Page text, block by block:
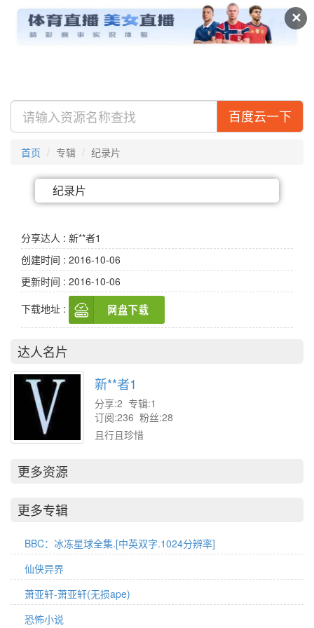
✕
及搜盘 视频 专辑
百度云一下
首页 专辑 纪录片
纪录片
分享达人 : 新**者1
创建时间 : 2016-10-06
更新时间 : 2016-10-06
下载地址 :
达人名片
新**者1
分享:2 专辑:1
订阅:236 粉丝:28
且行且珍惜
更多资源
更多专辑
BBC：冰冻星球全集.[中英双字.1024分辨率]
仙侠异界
萧亚轩-萧亚轩(无损ape)
恐怖小说